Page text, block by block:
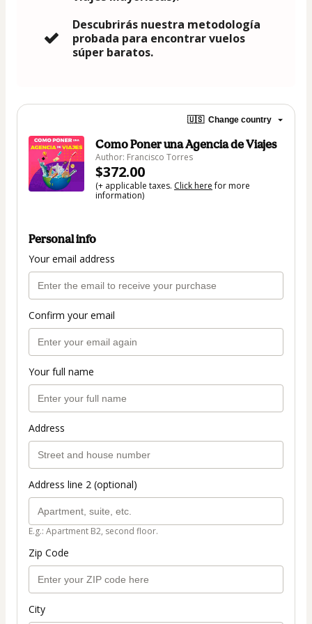
Descubrirás nuestra metodología
probada para encontrar vuelos
súper baratos.
🇺🇸 Change country
Como Poner una Agencia de Viajes
Author: Francisco Torres
$372.00
(+ applicable taxes. Click herefor more
information)
Personal info
Your email address
Confirm your email
Your full name
Address
Address line 2 (optional)
E.g.: Apartment B2, second floor.
Zip Code
City